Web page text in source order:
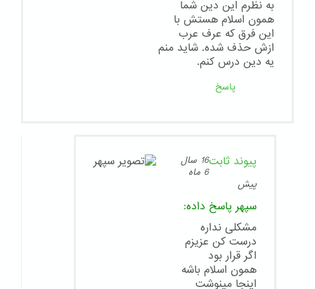
به نظرم این دین شما
همون اسلام هستش با
این فرق که عرف عرب
ازش حذف شده. شاید منم
یه دین درس کنم.
پاسخ
پیوند ثابت
16 سال
6 ماه
پیش
سپهر پاسخ داده:
مشکلی نداره
درست کن عزیزم
اگر قرار بود
همون اسلام باشه
اینجا مینوشت